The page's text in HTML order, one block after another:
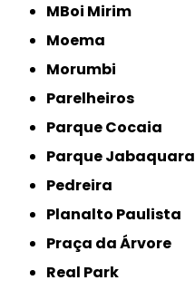
MBoi Mirim
Moema
Morumbi
Parelheiros
Parque Cocaia
Parque Jabaquara
Pedreira
Planalto Paulista
Praça da Árvore
Real Park